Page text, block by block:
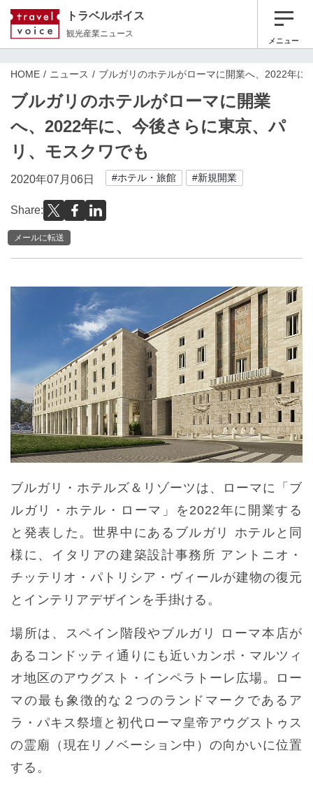
トラベルボイス
観光産業ニュース
メニュー
HOME ニュース ブルガリのホテルがローマに開業へ、2022年に
ブルガリのホテルがローマに開業
へ、2022年に、今後さらに東京、パ
リ、モスクワでも
2020年07月06日 #ホテル・旅館 #新規開業
Share:
メールに転送
ブルガリ・ホテルズ＆リゾーツは、ローマに「ブ
ルガリ・ホテル・ローマ」を2022年に開業する
と発表した。世界中にあるブルガリ ホテルと同
様に、イタリアの建築設計事務所 アントニオ・
チッテリオ・パトリシア・ヴィールが建物の復元
とインテリアデザインを手掛ける。
場所は、スペイン階段やブルガリ ローマ本店が
あるコンドッティ通りにも近いカンポ・マルツィ
オ地区のアウグスト・インペラトーレ広場。ロー
マの最も象徴的な２つのランドマークであるア
ラ・パキス祭壇と初代ローマ皇帝アウグストゥス
の霊廟（現在リノベーション中）の向かいに位置
する。